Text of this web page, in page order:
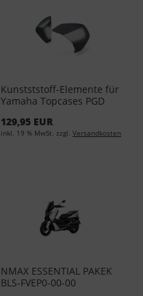
Kunstststoff-Elemente für
Yamaha Topcases PGD
A0-16
129,95 EUR
inkl. 19 % MwSt. zzgl. Versandkosten
NMAX ESSENTIAL PAKEK
BLS-FVEP0-00-00